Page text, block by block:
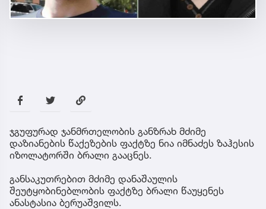
ჯგუფურად ჯანმრთელობის განზრახ მძიმე
დაზიანების წაქეზების ფაქტზე ნია იმნაძეს ზაჰესის
იზოლატორში ბრალი გააცნეს.
განსაკუთრებით მძიმე დანაშაულის
შეუტყობინებლობის ფაქტზე ბრალი წაუყენეს
ანასტასია ბერუაშვილს.